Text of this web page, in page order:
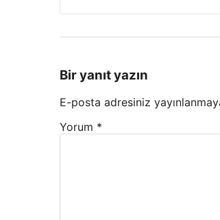
Bir yanıt yazın
E-posta adresiniz
Yorum *